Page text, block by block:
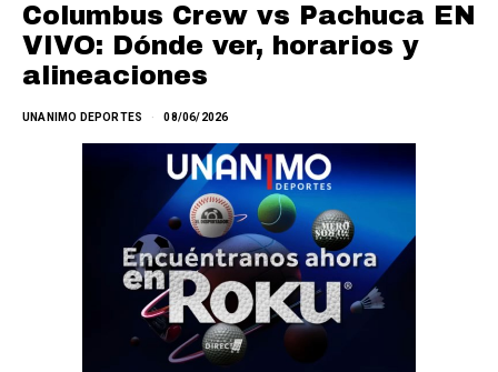
Columbus Crew vs Pachuca EN
VIVO: Dónde ver, horarios y
alineaciones
UNANIMO DEPORTES 08/06/2026